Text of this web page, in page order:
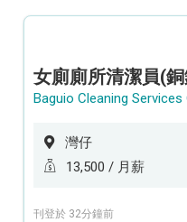
女廁廁所清潔員(
灣仔
13,500 / 月薪
刊登於 32分鐘前